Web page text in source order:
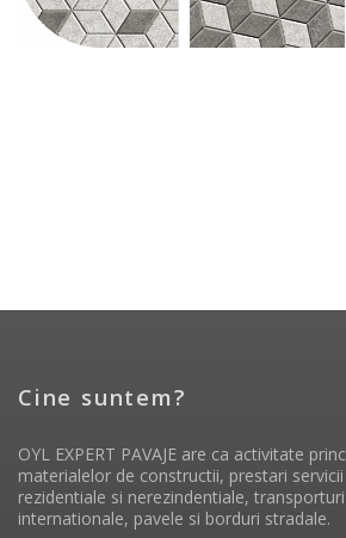
Cine suntem?
OYL EXPERT PAVAJE are ca activitate
materialelor de constructii, prestari
rezidentiale si nerezindentiale,
internationale, pavele si borduri stradale.